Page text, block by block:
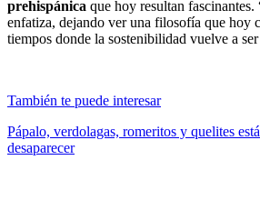
prehispánica que hoy resultan fascinantes.
enfatiza, dejando ver una filosofía que hoy
tiempos donde la sostenibilidad vuelve a
También te puede interesar
Pápalo, verdolagas, romeritos y quelites
desaparecer